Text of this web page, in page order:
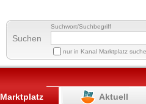
Suchen
Suchwort/Suchbegriff
nur in Kanal Marktplatz
Marktplatz Aktuell